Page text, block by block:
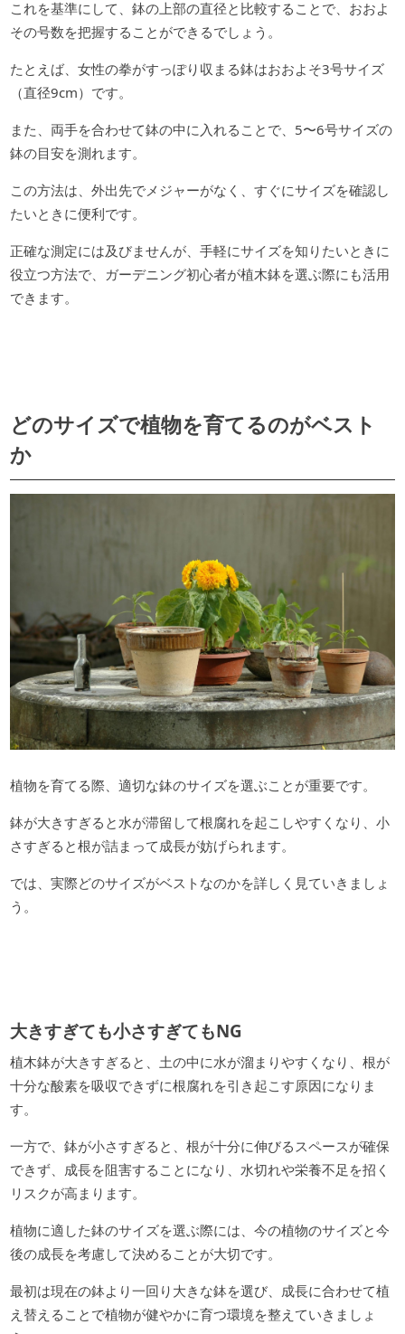
これを基準にして、鉢の上部の直径と比較することで、おおよ
その号数を把握することができるでしょう。
たとえば、女性の拳がすっぽり収まる鉢はおおよそ3号サイズ
（直径9cm）です。
また、両手を合わせて鉢の中に入れることで、5〜6号サイズの
鉢の目安を測れます。
この方法は、外出先でメジャーがなく、すぐにサイズを確認し
たいときに便利です。
正確な測定には及びませんが、手軽にサイズを知りたいときに
役立つ方法で、ガーデニング初心者が植木鉢を選ぶ際にも活用
できます。
どのサイズで植物を育てるのがベスト
か
植物を育てる際、適切な鉢のサイズを選ぶことが重要です。
鉢が大きすぎると水が滞留して根腐れを起こしやすくなり、小
さすぎると根が詰まって成長が妨げられます。
では、実際どのサイズがベストなのかを詳しく見ていきましょ
う。
大きすぎても小さすぎてもNG
植木鉢が大きすぎると、土の中に水が溜まりやすくなり、根が
十分な酸素を吸収できずに根腐れを引き起こす原因になりま
す。
一方で、鉢が小さすぎると、根が十分に伸びるスペースが確保
できず、成長を阻害することになり、水切れや栄養不足を招く
リスクが高まります。
植物に適した鉢のサイズを選ぶ際には、今の植物のサイズと今
後の成長を考慮して決めることが大切です。
最初は現在の鉢より一回り大きな鉢を選び、成長に合わせて植
え替えることで植物が健やかに育つ環境を整えていきましょ